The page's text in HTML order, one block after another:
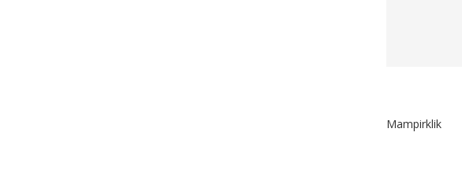
Mampirklik